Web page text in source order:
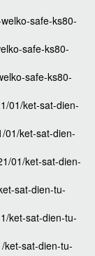
safe-ks80-
safe-ks80-
safe-ks80-
01/ket-sat-dien-
01/ket-sat-dien-
01/ket-sat-dien-
sat-dien-tu-
ket-sat-dien-tu-
ket-sat-dien-tu-